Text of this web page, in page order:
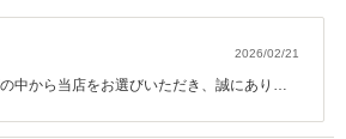
2026/02/21
中から当店をお選びいただき、誠にありが